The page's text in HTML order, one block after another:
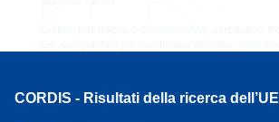
CORDIS - Risultati della ricerca dell’UE